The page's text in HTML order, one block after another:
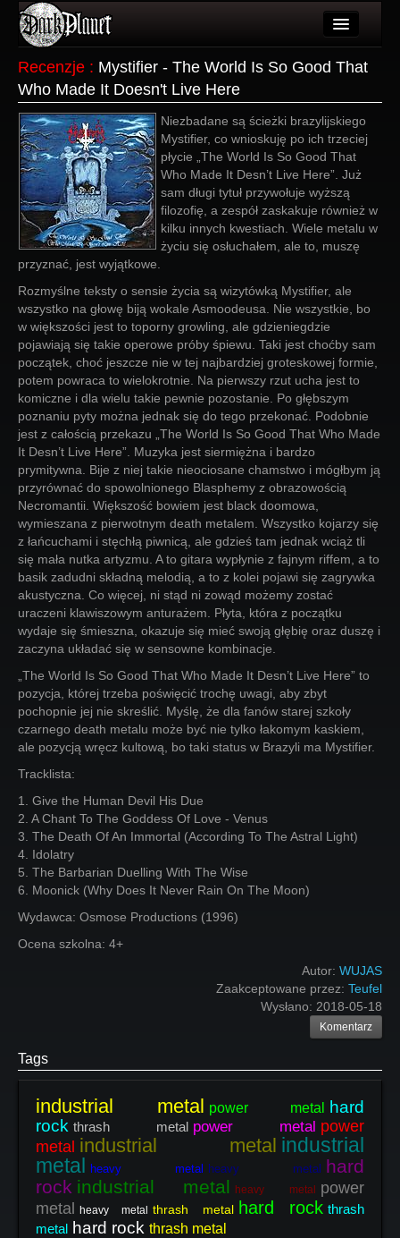
Użytkownicy
Wydarzenia
Galeria
Forum
Więcej
Login
Recenzje : Mystifier - The World Is So Good That
Who Made It Doesn't Live Here
Niezbadane są ścieżki brazylijskiego
Mystifier, co wnioskuję po ich trzeciej
płycie „The World Is So Good That
Who Made It Desn’t Live Here”. Już
sam długi tytuł przywołuje wyższą
filozofię, a zespół zaskakuje również w
kilku innych kwestiach. Wiele metalu w
życiu się osłuchałem, ale to, muszę
przyznać, jest wyjątkowe.
Rozmyślne teksty o sensie życia są wizytówką Mystifier, ale
wszystko na głowę biją wokale Asmoodeusa. Nie wszystkie, bo
w większości jest to toporny growling, ale gdzieniegdzie
pojawiają się takie operowe próby śpiewu. Taki jest choćby sam
początek, choć jeszcze nie w tej najbardziej groteskowej formie,
potem powraca to wielokrotnie. Na pierwszy rzut ucha jest to
komiczne i dla wielu takie pewnie pozostanie. Po głębszym
poznaniu pyty można jednak się do tego przekonać. Podobnie
jest z całością przekazu „The World Is So Good That Who Made
It Desn’t Live Here”. Muzyka jest siermiężna i bardzo
prymitywna. Bije z niej takie nieociosane chamstwo i mógłbym ją
przyrównać do spowolnionego Blasphemy z obrazowością
Necromantii. Większość bowiem jest black doomowa,
wymieszana z pierwotnym death metalem. Wszystko kojarzy się
z łańcuchami i stęchłą piwnicą, ale gdzieś tam jednak wciąż tli
się mała nutka artyzmu. A to gitara wypłynie z fajnym riffem, a to
basik zadudni składną melodią, a to z kolei pojawi się zagrywka
akustyczna. Co więcej, ni stąd ni zowąd możemy zostać
uraczeni klawiszowym anturażem. Płyta, która z początku
wydaje się śmieszna, okazuje się mieć swoją głębię oraz duszę i
zaczyna układać się w sensowne kombinacje.
„The World Is So Good That Who Made It Desn’t Live Here” to
pozycja, której trzeba poświęcić trochę uwagi, aby zbyt
pochopnie jej nie skreślić. Myślę, że dla fanów starej szkoły
czarnego death metalu może być nie tylko łakomym kaskiem,
ale pozycją wręcz kultową, bo taki status w Brazyli ma Mystifier.
Tracklista:
1. Give the Human Devil His Due
2. A Chant To The Goddess Of Love - Venus
3. The Death Of An Immortal (According To The Astral Light)
4. Idolatry
5. The Barbarian Duelling With The Wise
6. Moonick (Why Does It Never Rain On The Moon)
Wydawca: Osmose Productions (1996)
Ocena szkolna: 4+
Autor: WUJAS
Zaakceptowane przez: Teufel
Wysłano: 2018-05-18
Komentarz
Tags
industrial metal power metal
hard
rock thrash metal power metal power
metal industrial metal industrial
metal heavy metal heavy metal hard
rock industrial metal heavy metal
power
metal
heavy metal thrash metal hard rock thrash
metal hard rock thrash metal